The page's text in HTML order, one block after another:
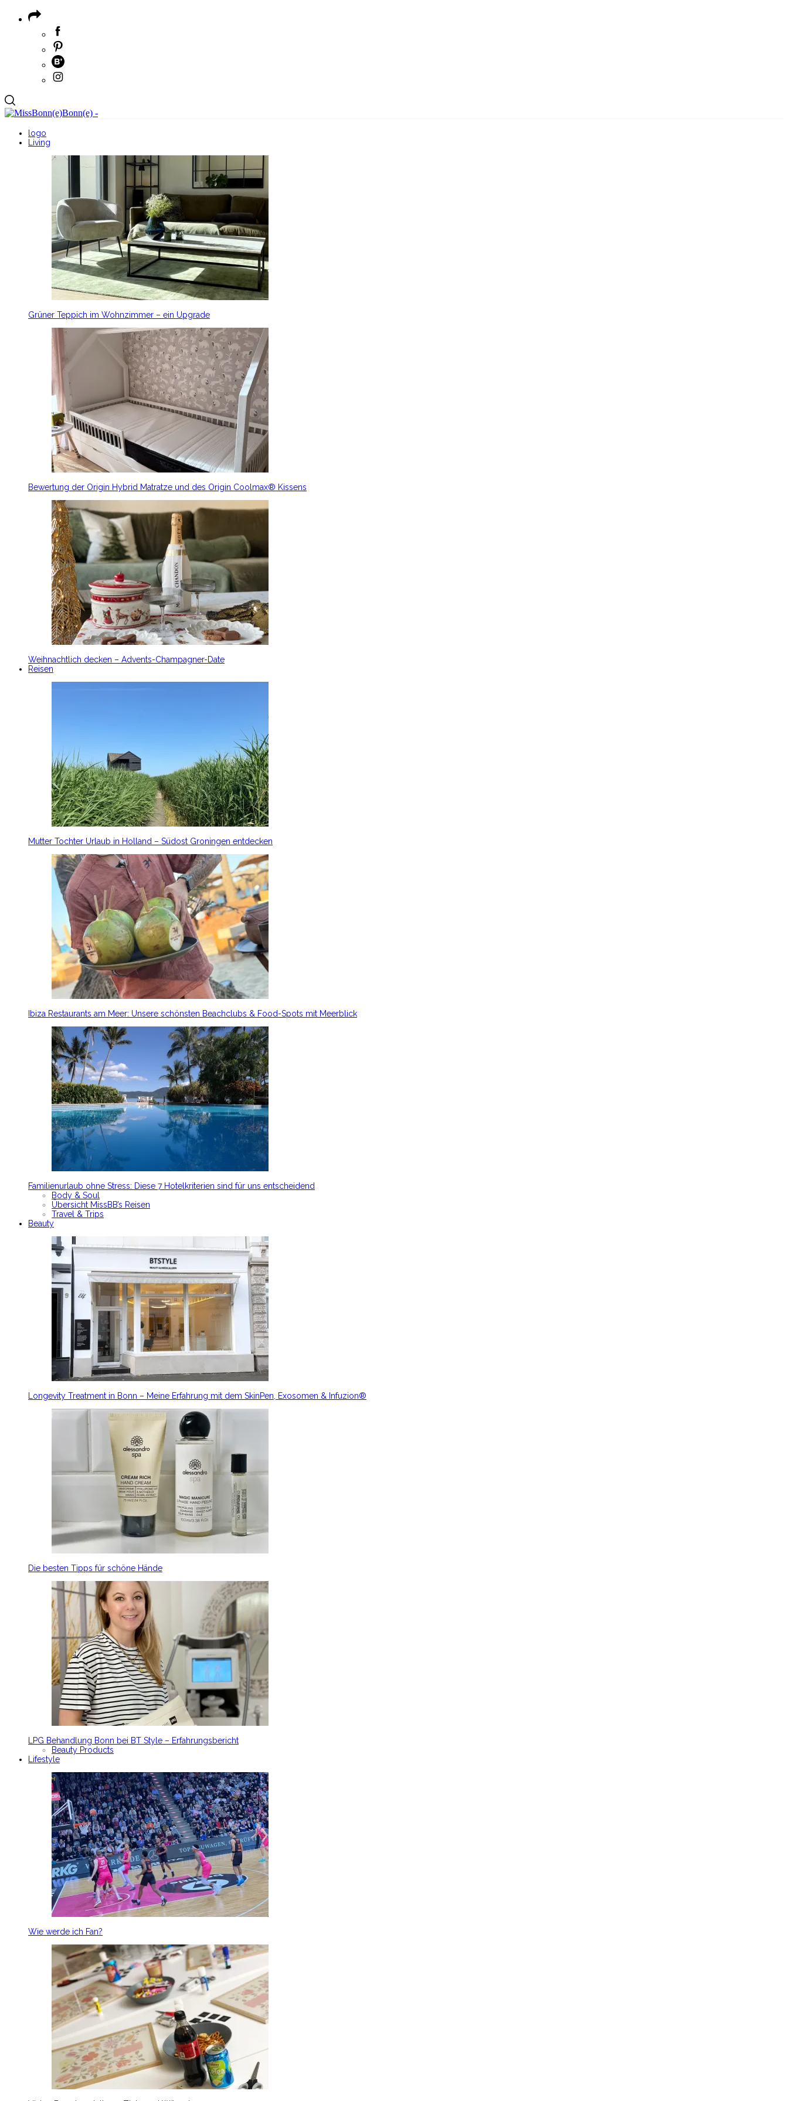
logo
Living
Grüner Teppich im Wohnzimmer – ein Upgrade
Bewertung der Origin Hybrid Matratze und des Origin Coolmax® Kissens
Weihnachtlich decken – Advents-Champagner-Date
Reisen
Mutter Tochter Urlaub in Holland – Südost Groningen entdecken
Ibiza Restaurants am Meer: Unsere schönsten Beachclubs & Food-Spots mit Meerblick
Familienurlaub ohne Stress: Diese 7 Hotelkriterien sind für uns entscheidend
Body & Soul
Übersicht MissBB’s Reisen
Travel & Trips
Beauty
Longevity Treatment in Bonn – Meine Erfahrung mit dem SkinPen, Exosomen & Infuzion®
Die besten Tipps für schöne Hände
LPG Behandlung Bonn bei BT Style – Erfahrungsbericht
Beauty Products
Lifestyle
Wie werde ich Fan?